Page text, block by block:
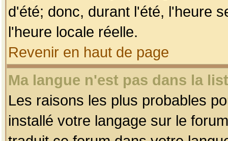
d'été; donc, durant l'été, l'heure
l'heure locale réelle.
Revenir en haut de page
Ma langue n'est pas dans la
Les raisons les plus probables
installé votre langage sur le